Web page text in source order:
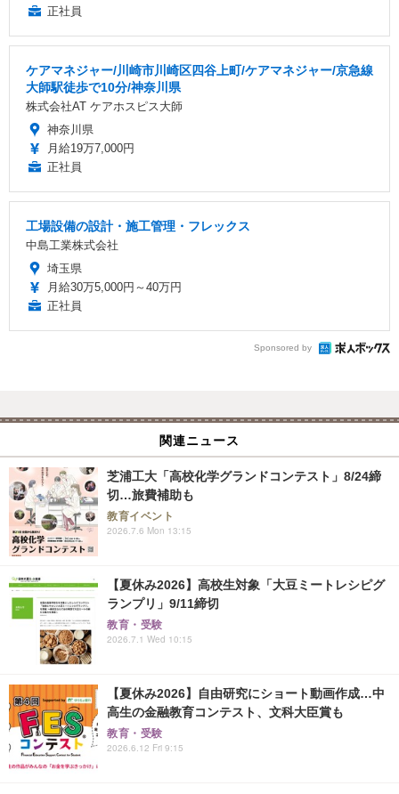
正社員
ケアマネジャー/川崎市川崎区四谷上町/ケアマネジャー/京急線
大師駅徒歩で10分/神奈川県
株式会社AT ケアホスピス大師
神奈川県
月給19万7,000円
正社員
工場設備の設計・施工管理・フレックス
中島工業株式会社
埼玉県
月給30万5,000円～40万円
正社員
Sponsored by
関連ニュース
芝浦工大「高校化学グランドコンテスト」8/24締
切…旅費補助も
教育イベント
2026.7.6 Mon 13:15
【夏休み2026】高校生対象「大豆ミートレシピグ
ランプリ」9/11締切
教育・受験
2026.7.1 Wed 10:15
【夏休み2026】自由研究にショート動画作成…中
高生の金融教育コンテスト、文科大臣賞も
教育・受験
2026.6.12 Fri 9:15